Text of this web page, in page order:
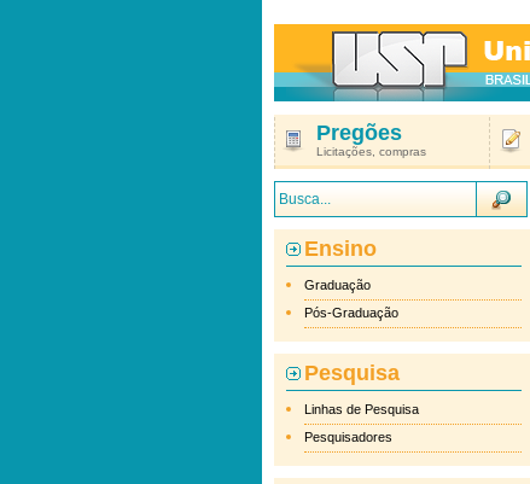
Pregões
Licitações, compras
Ensino
Graduação
Pós-Graduação
Pesquisa
Linhas de Pesquisa
Pesquisadores